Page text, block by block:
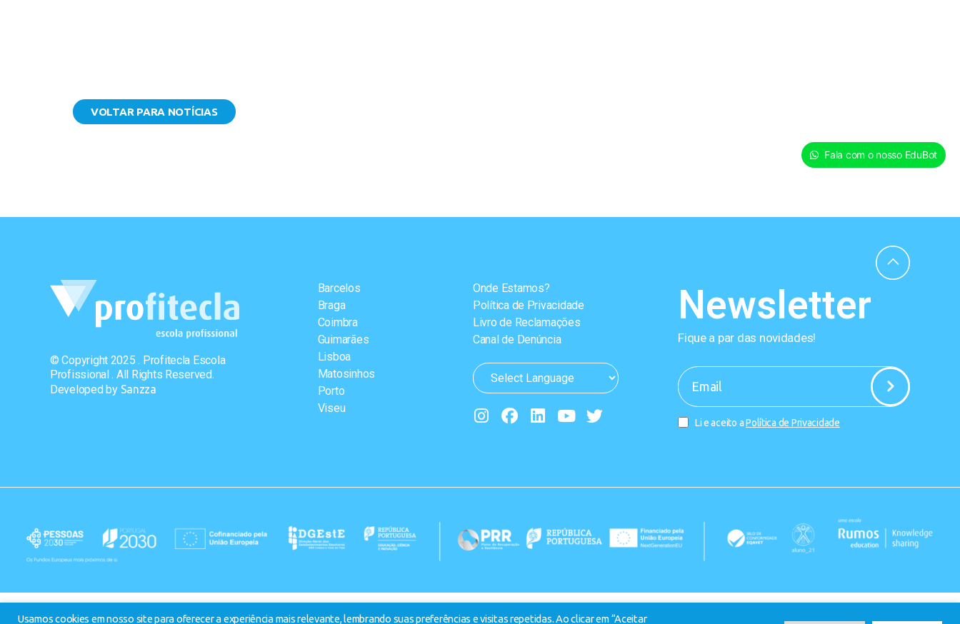
VOLTAR PARA NOTÍCIAS
© Copyright 2025 . Profitecla Escola
Profissional . All Rights Reserved.
Developed by Sanzza
Barcelos
Braga
Coimbra
Guimarães
Lisboa
Matosinhos
Porto
Viseu
Onde Estamos?
Política de Privacidade
Livro de Reclamações
Canal de Denúncia
Newsletter
Fique a par das novidades!
Li e aceito aPolítica de Privacidade
-
Usamos cookies em nosso site para oferecer a experiência mais relevante, lembrando suas preferências e visitas repetidas. Ao clicar em “Aceitar
Fala com o nosso EduBot